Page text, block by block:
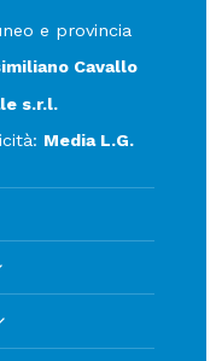
e provincia
Cavallo
s.r.l.
Media L.G.